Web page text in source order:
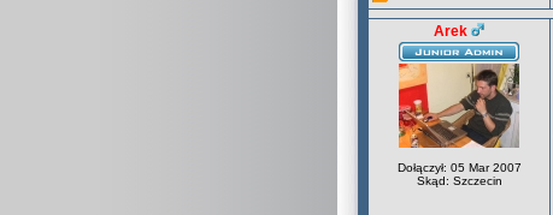
Arek
Dołączył: 05 Mar 2007
Skąd: Szczecin